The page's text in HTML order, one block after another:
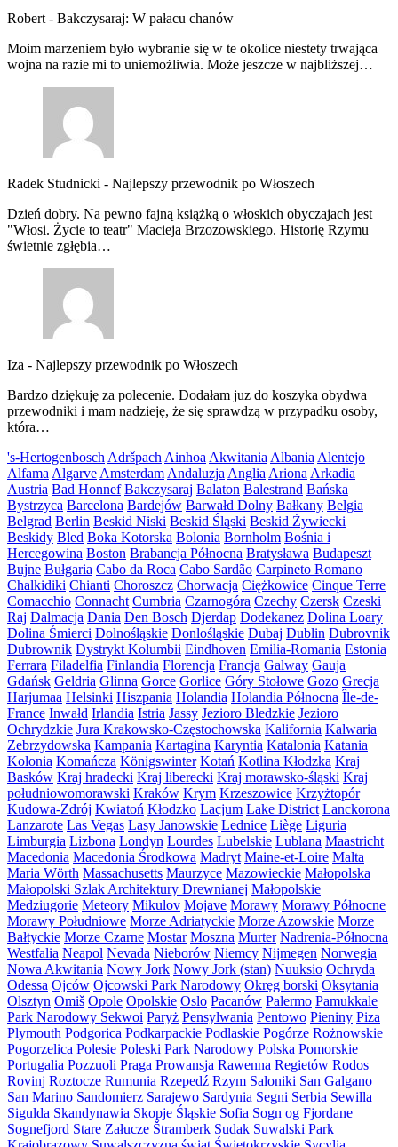
Robert - Bakczysaraj: W pałacu chanów
Moim marzeniem było wybranie się w te okolice niestety trwająca
wojna na razie mi to uniemożliwia. Może jeszcze w najbliższej…
Radek Studnicki - Najlepszy przewodnik po Włoszech
Dzień dobry. Na pewno fajną książką o włoskich obyczajach jest
"Włosi. Życie to teatr" Macieja Brzozowskiego. Historię Rzymu
świetnie zgłębia…
Iza - Najlepszy przewodnik po Włoszech
Bardzo dziękuję za polecenie. Dodałam juz do koszyka obydwa
przewodniki i mam nadzieję, że się sprawdzą w przypadku osoby,
która…
's-Hertogenbosch Adršpach Ainhoa Akwitania Albania Alentejo
Alfama Algarve Amsterdam Andaluzja Anglia Ariona Arkadia
Austria Bad Honnef Bakczysaraj Balaton Balestrand Bańska
Bystrzyca Barcelona Bardejów Barwałd Dolny Bałkany Belgia
Belgrad Berlin Beskid Niski Beskid Śląski Beskid Żywiecki
Beskidy Bled Boka Kotorska Bolonia Bornholm Bośnia i
Hercegowina Boston Brabancja Północna Bratysława Budapeszt
Bujne Bułgaria Cabo da Roca Cabo Sardão Carpineto Romano
Chalkidiki Chianti Choroszcz Chorwacja Ciężkowice Cinque Terre
Comacchio Connacht Cumbria Czarnogóra Czechy Czersk Czeski
Raj Dalmacja Dania Den Bosch Djerdap Dodekanez Dolina Loary
Dolina Śmierci Dolnośląskie Donlośląskie Dubaj Dublin Dubrovnik
Dubrownik Dystrykt Kolumbii Eindhoven Emilia-Romania Estonia
Ferrara Filadelfia Finlandia Florencja Francja Galway Gauja
Gdańsk Geldria Glinna Gorce Gorlice Góry Stołowe Gozo Grecja
Harjumaa Helsinki Hiszpania Holandia Holandia Północna Île-de-
France Inwałd Irlandia Istria Jassy Jezioro Bledzkie Jezioro
Ochrydzkie Jura Krakowsko-Częstochowska Kalifornia Kalwaria
Zebrzydowska Kampania Kartagina Karyntia Katalonia Katania
Kolonia Komańcza Königswinter Kotań Kotlina Kłodzka Kraj
Basków Kraj hradecki Kraj liberecki Kraj morawsko-śląski Kraj
południowomorawski Kraków Krym Krzeszowice Krzyżtopór
Kudowa-Zdrój Kwiatoń Kłodzko Lacjum Lake District Lanckorona
Lanzarote Las Vegas Lasy Janowskie Lednice Liège Liguria
Limburgia Lizbona Londyn Lourdes Lubelskie Lublana Maastricht
Macedonia Macedonia Środkowa Madryt Maine-et-Loire Malta
Maria Wörth Massachusetts Maurzyce Mazowieckie Małopolska
Małopolski Szlak Architektury Drewnianej Małopolskie
Medziugorie Meteory Mikulov Mojave Morawy Morawy Północne
Morawy Południowe Morze Adriatyckie Morze Azowskie Morze
Bałtyckie Morze Czarne Mostar Moszna Murter Nadrenia-Północna
Westfalia Neapol Nevada Nieborów Niemcy Nijmegen Norwegia
Nowa Akwitania Nowy Jork Nowy Jork (stan) Nuuksio Ochryda
Odessa Ojców Ojcowski Park Narodowy Okręg borski Oksytania
Olsztyn Omiš Opole Opolskie Oslo Pacanów Palermo Pamukkale
Park Narodowy Sekwoi Paryż Pensylwania Pentowo Pieniny Piza
Plymouth Podgorica Podkarpackie Podlaskie Pogórze Rożnowskie
Pogorzelica Polesie Poleski Park Narodowy Polska Pomorskie
Portugalia Pozzuoli Praga Prowansja Rawenna Regietów Rodos
Rovinj Roztocze Rumunia Rzepedź Rzym Saloniki San Galgano
San Marino Sandomierz Sarajewo Sardynia Segni Serbia Sewilla
Sigulda Skandynawia Skopje Śląskie Sofia Sogn og Fjordane
Sognefjord Stare Załucze Štramberk Sudak Suwalski Park